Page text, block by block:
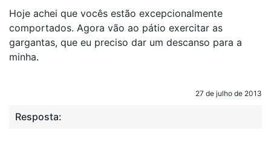
Hoje achei que vocês estão excepcionalmente
comportados. Agora vão ao pátio exercitar as
gargantas, que eu preciso dar um descanso para a
minha.
27 de julho de 2013
Resposta: